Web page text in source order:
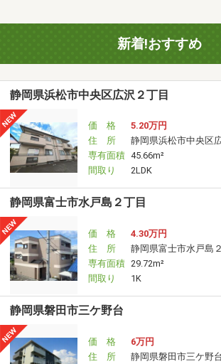
新着!おすすめ
静岡県浜松市中央区広沢２丁目
価 格
5.20万円
住 所
静岡県浜松市中央区
専有面積 45.66m²
間取り
2LDK
静岡県富士市水戸島２丁目
価 格
4.30万円
住 所
静岡県富士市水戸島
専有面積 29.72m²
間取り
1K
静岡県磐田市三ケ野台
価 格
6万円
住 所
静岡県磐田市三ケ野